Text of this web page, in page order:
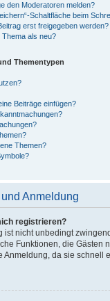
den Moderatoren melden?
Schaltfläche beim
erst freigegeben werden?
als neu?
Thementypen
Beiträge einfügen?
Themen?
Anmeldung
registrieren?
ist nicht unbedingt
Funktionen, die Gästen
Anmeldung, da sie schnell